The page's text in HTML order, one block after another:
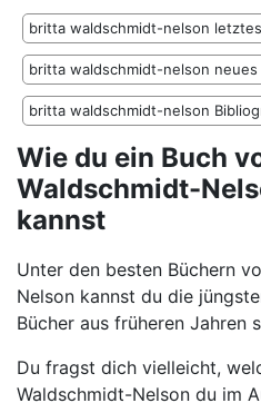
britta waldschmidt-nelson
britta waldschmidt-nelson neues
britta waldschmidt-nelson
Wie du ein Buch
Waldschmidt-
kannst
Unter den besten Büchern
Nelson kannst du die
Bücher aus früheren Jahren
Du fragst dich vielleicht,
Waldschmidt-Nelson du im